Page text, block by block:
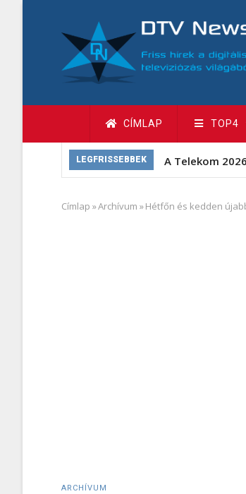
tartalomra
Fő
navigáció
CÍMLAP TOP4
LEGFRISSEBBEK A Telekom
Morzsa
Címlap »Archívum »Hétfőn és kedden
ARCHÍVUM